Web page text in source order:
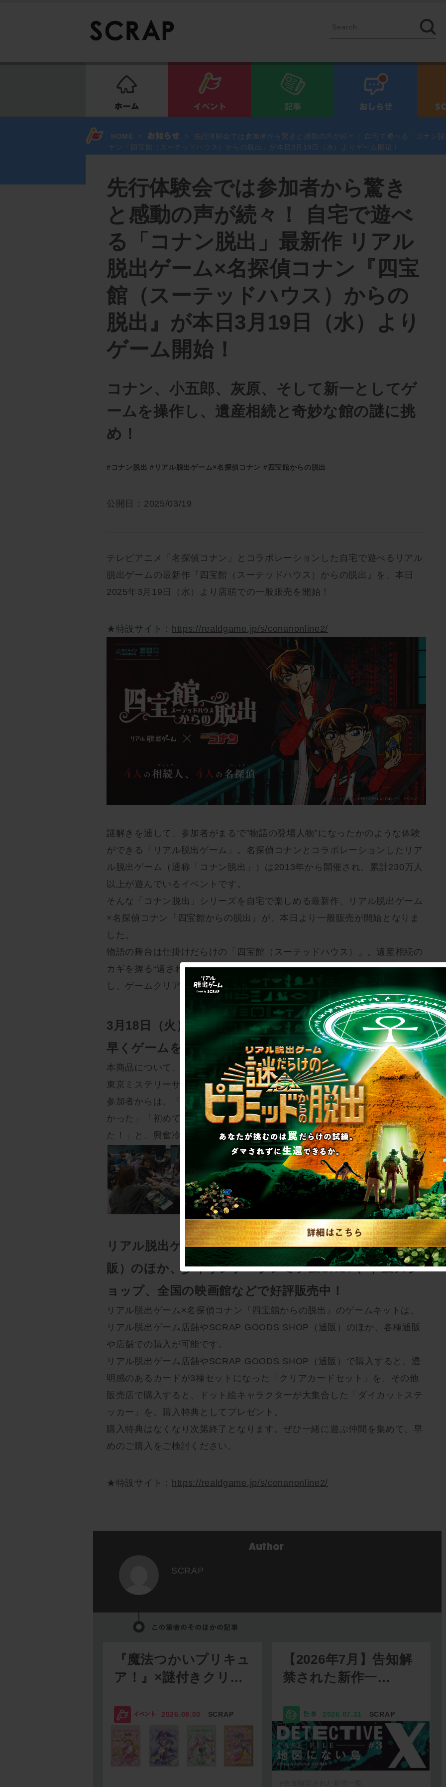
HOME > >
先行体験会では参加者から驚きと感動の声が続々！ 自宅で遊べる「コナン
ナン『四宝館（スーテッドハウス）からの脱出』が本日3月19日（水）よりゲーム開始！
先行体験会では参加者から驚き
と感動の声が続々！ 自宅で遊べ
る「コナン脱出」最新作 リアル
脱出ゲーム×名探偵コナン『四宝
館（スーテッドハウス）からの
脱出』が本日3月19日（水）より
ゲーム開始！
コナン、小五郎、灰原、そして新一としてゲ
ームを操作し、遺産相続と奇妙な館の謎に挑
め！
#コナン脱出 #リアル脱出ゲーム×名探偵コナン #四宝館からの脱出
公開日：2025/03/19
テレビアニメ「名探偵コナン」とコラボレーションした自宅で遊べるリアル
脱出ゲームの最新作『四宝館（スーテッドハウス）からの脱出』を、本日
2025年3月19日（水）より店頭での一般販売を開始！
★特設サイト： https://realdgame.jp/s/conanonline2/
謎解きを通して、参加者がまるで”物語の登場人物”になったかのような体験
ができる「リアル脱出ゲーム」。名探偵コナンとコラボレーションしたリア
ル脱出ゲーム（通称「コナン脱出」）は2013年から開催され、累計230万人
以上が遊んでいるイベントです。
そんな「コナン脱出」シリーズを自宅で楽しめる最新作、リアル脱出ゲーム
×名探偵コナン『四宝館からの脱出』が、本日より一般販売が開始となりま
した。
物語の舞台は仕掛けだらけの「四宝館（スーテッドハウス）」。遺産相続の
カギを握る“遺されたゲーム”を、コナン、新一、小五郎、灰原として操作
し、ゲームクリアを目指します。
3月18日（火）に開催した先行体験会では参加者がひと足
早くゲームを満喫！
本商品について、3月19日（水）12:00のゲーム開始に先駆け、先行体験会を
東京ミステリーサーカス（所在地：東京都新宿区）にて開催しました。
参加者からは、「友だちと白熱した勝負ができた」「ボリューム満点で面白
かった」「初めて自宅で遊べるリアル脱出ゲームに挑戦したが楽しかっ
た！」と、興奮冷めやらぬ感想が相次ぎ、大好評を博しました。
リアル脱出ゲーム店舗やSCRAP GOODS SHOP（通
販）のほか、少年サンデープレミアムSHOP、トムスシ
ョップ、全国の映画館などで好評販売中！
リアル脱出ゲーム×名探偵コナン『四宝館からの脱出』のゲームキットは、
リアル脱出ゲーム店舗やSCRAP GOODS SHOP（通販）のほか、各種通販
や店舗での購入が可能です。
リアル脱出ゲーム店舗やSCRAP GOODS SHOP（通販）で購入すると、透
明感のあるカードが3種セットになった「クリアカードセット」を、その他
販売店で購入すると、ドット絵キャラクターが大集合した「ダイカットステ
ッカー」を、購入特典としてプレゼント。
購入特典はなくなり次第終了となります。ぜひ一緒に遊ぶ仲間を集めて、早
めのご購入をご検討ください。
★特設サイト： https://realdgame.jp/s/conanonline2/
SCRAP
『魔法つかいプリキュ
ア！』×謎付きクリ…
2026.08.03 SCRAP
【2026年7月】告知解
禁された新作一…
2026.07.31 SCRAP